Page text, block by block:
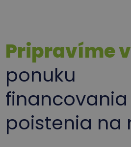
Pripravíme
ponuku
poistenia na